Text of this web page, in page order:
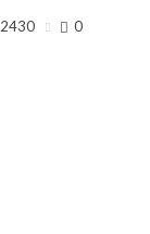
2430 0